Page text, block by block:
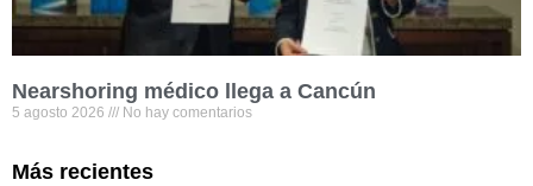
Nearshoring médico llega a Cancún
5 agosto 2026 No hay comentarios
Más recientes